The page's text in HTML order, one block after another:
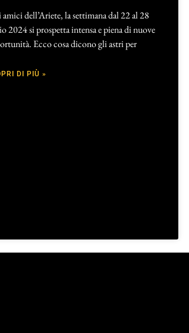
amici dell’Ariete, la settimana dal 22 al 28
2024 si prospetta intensa e piena di nuove
Ecco cosa dicono gli astri per
DI PIÙ »